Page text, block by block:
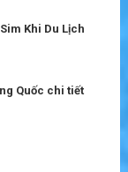
Khi Du Lịch
Quốc chi tiết